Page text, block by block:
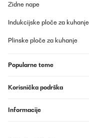
Zidne nape
Indukcijske ploče za kuhanje
Plinske ploče za kuhanje
Popularne teme
Korisnička podrška
Informacije